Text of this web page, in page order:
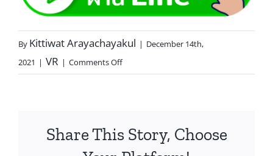
By Kittiwat Arayachayakul | December 14th,
2021 | VR | Comments Off
Share This Story, Choose